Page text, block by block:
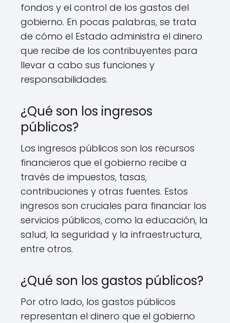
fondos y el control de los gastos del
gobierno. En pocas palabras, se trata
de cómo el Estado administra el dinero
que recibe de los contribuyentes para
llevar a cabo sus funciones y
responsabilidades.
¿Qué son los ingresos
públicos?
Los ingresos públicos son los recursos
financieros que el gobierno recibe a
través de impuestos, tasas,
contribuciones y otras fuentes. Estos
ingresos son cruciales para financiar los
servicios públicos, como la educación, la
salud, la seguridad y la infraestructura,
entre otros.
¿Qué son los gastos públicos?
Por otro lado, los gastos públicos
representan el dinero que el gobierno